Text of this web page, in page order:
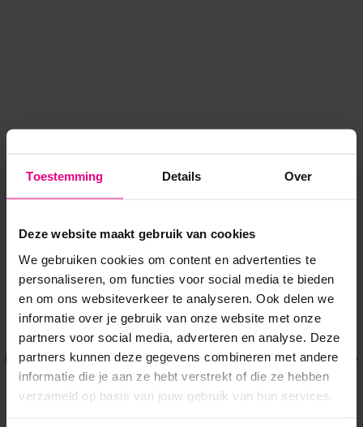
Toestemming Details Over
Deze website maakt gebruik van cookies
We gebruiken cookies om content en advertenties te
personaliseren, om functies voor social media te bieden
en om ons websiteverkeer te analyseren. Ook delen we
informatie over je gebruik van onze website met onze
partners voor social media, adverteren en analyse. Deze
partners kunnen deze gegevens combineren met andere
informatie die je aan ze hebt verstrekt of die ze hebben
verzameld op basis van jouw gebruik van hun services.
Application error: a client-side exception has occurred while
loadingwww.voordeeluitjes.nl (see the browser console for more
information).